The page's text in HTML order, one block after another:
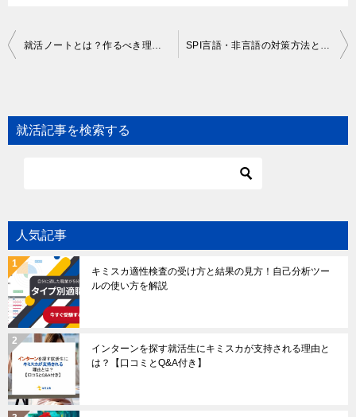
Post
就活ノートとは？作るべき理由や記載したい情報、注意点を解説 SPI言語・非言語の対策方法とは？例題つきで徹底的に解説
就活記事を検索する
人気記事
キミスカ適性検査の受け方と結果の見方！自己分析ツー
ルの使い方を解説
インターンを探す就活生にキミスカが支持される理由と
は？【口コミとQ&A付き】